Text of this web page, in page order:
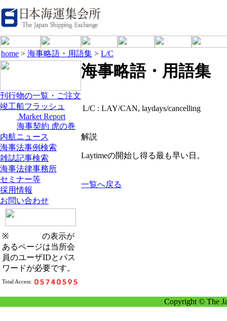
home > 海事略語・用語集 > L/C
刊行物の一覧・ご注文
竣工船フラッシュ
Market Report
海事契約 虎の巻
内航ニュース
海事法事例検索
雑誌記事検索
海事法律事務所
セミナー等
採用情報
お問い合わせ
※
の表示が
あるページは当所会
員のユーザIDとパス
ワードが必要です。
Total Access:
海事略語・用語集
L/C : LAY/CAN, laydays/cancelling
解説
Laytimeの開始し得る最も早い日。
一覧へ戻る
Copyright © The